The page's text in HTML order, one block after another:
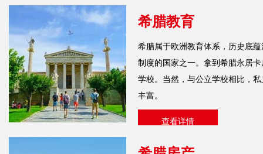
希腊教育
希腊属于欧洲教育体系，历史底
制度的国家之一。拿到希腊永居
学校。当然，与公立学校相比，
丰富。
查看详情